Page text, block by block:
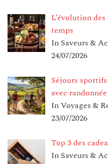
L’évolution
temps
In Saveurs &
24/07/2026
Séjours
avec
In Voyages &
23/07/2026
Top 3 des
In Saveurs &